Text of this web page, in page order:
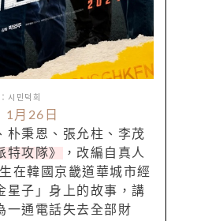
시민덕희
1月26日
朴秉恩、張允柱、李茂
特攻隊》
，改編自真人
在韓國京畿道華城市經
星子」身上的故事，講
一通電話失去全部財